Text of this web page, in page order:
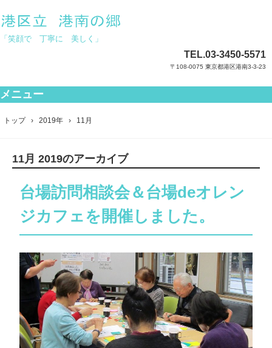
「笑顔で 丁寧に 美しく」
TEL.03-3450-5571
〒108-0075 東京都港区港南3-3-23
メニュー
ントップ › 2019年 › 11月
11月 2019のアーカイブ
台場訪問相談会＆台場deオレン
ジカフェを開催しました。